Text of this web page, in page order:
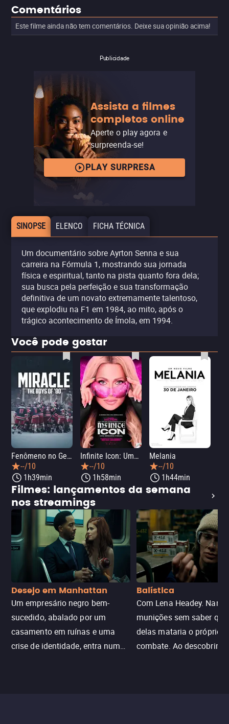
Comentários
Este filme ainda não tem comentários. Deixe sua opinião acima!
Publicidade
Assista a filmes
completos online
Aperte o play agora e
surpreenda-se!
PLAY SURPRESA
SINOPSE ELENCO FICHA TÉCNICA
Um documentário sobre Ayrton Senna e sua
carreira na Fórmula 1, mostrando sua jornada
física e espiritual, tanto na pista quanto fora dela;
sua busca pela perfeição e sua transformação
definitiva de um novato extremamente talentoso,
que explodiu na F1 em 1984, ao mito, após o
trágico acontecimento de Ímola, em 1994.
Você pode gostar
Fenômeno no Gelo: Hóquei na Guerra Fria
--/10
1h39min
Infinite Icon: Uma Memória Visual
--/10
1h58min
Melania
--/10
1h44min
Filmes: lançamentos da semana
nos streamings
Desejo em Manhattan
Um empresário negro bem-
sucedido, abalado por um
casamento em ruínas e uma
crise de identidade, entra num
Balística
Com Lena Headey.
munições sem saber
delas mataria o próprio
combate. Ao descobrir a